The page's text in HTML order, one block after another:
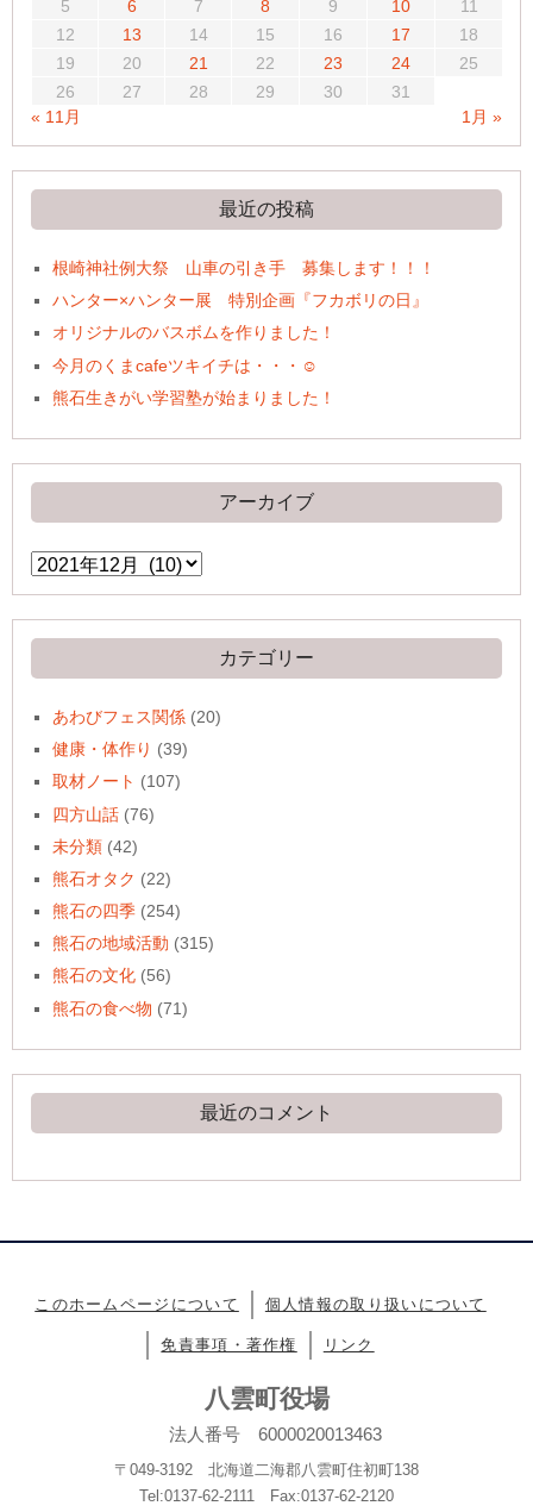
5
6 7 8 9 10
11
12
13 14 15 16 17
18
19
20 21 22 23 24
25
26
27 28 29 30
31
« 11月
1月 »
最近の投稿
根崎神社例大祭 山車の引き手 募集します！！！
ハンター×ハンター展 特別企画『フカボリの日』
オリジナルのバスボムを作りました！
今月のくまcafeツキイチは・・・☺
熊石生きがい学習塾が始まりました！
アーカイブ
ア
ー
イ
ブ
カテゴリー
あわびフェス関係 (20)
健康・体作り (39)
取材ノート (107)
四方山話 (76)
未分類 (42)
熊石オタク (22)
熊石の四季 (254)
熊石の地域活動 (315)
熊石の文化 (56)
熊石の食べ物 (71)
最近のコメント
このホームページについて 個人情報の取り扱いについて
免責事項・著作権 リンク
八雲町役場
法人番号 6000020013463
〒049-3192 北海道二海郡八雲町住初町138
Tel:0137-62-2111 Fax:0137-62-2120